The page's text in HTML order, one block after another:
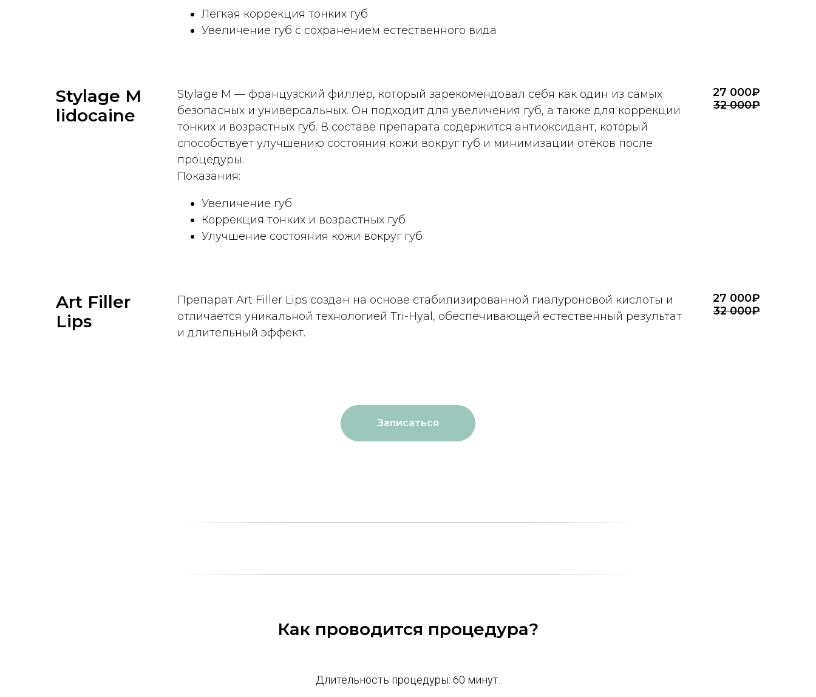
Лёгкая коррекция тонких губ
Увеличение губ с сохранением естественного вида
Stylage M
lidocaine
Stylage M — французский филлер, который зарекомендовал себя как один из самых
безопасных и универсальных. Он подходит для увеличения губ, а также для коррекции
тонких и возрастных губ. В составе препарата содержится антиоксидант, который
способствует улучшению состояния кожи вокруг губ и минимизации отёков после
процедуры.
Показания:
Увеличение губ
Коррекция тонких и возрастных губ
Улучшение состояния кожи вокруг губ
27 000₽
32 000₽
Art Filler
Lips
Препарат Art Filler Lips создан на основе стабилизированной гиалуроновой кислоты и
отличается уникальной технологией Tri-Hyal, обеспечивающей естественный результат
и длительный эффект.
27 000₽
32 000₽
Записаться
Как проводится процедура?
Длительность процедуры: 60 минут.